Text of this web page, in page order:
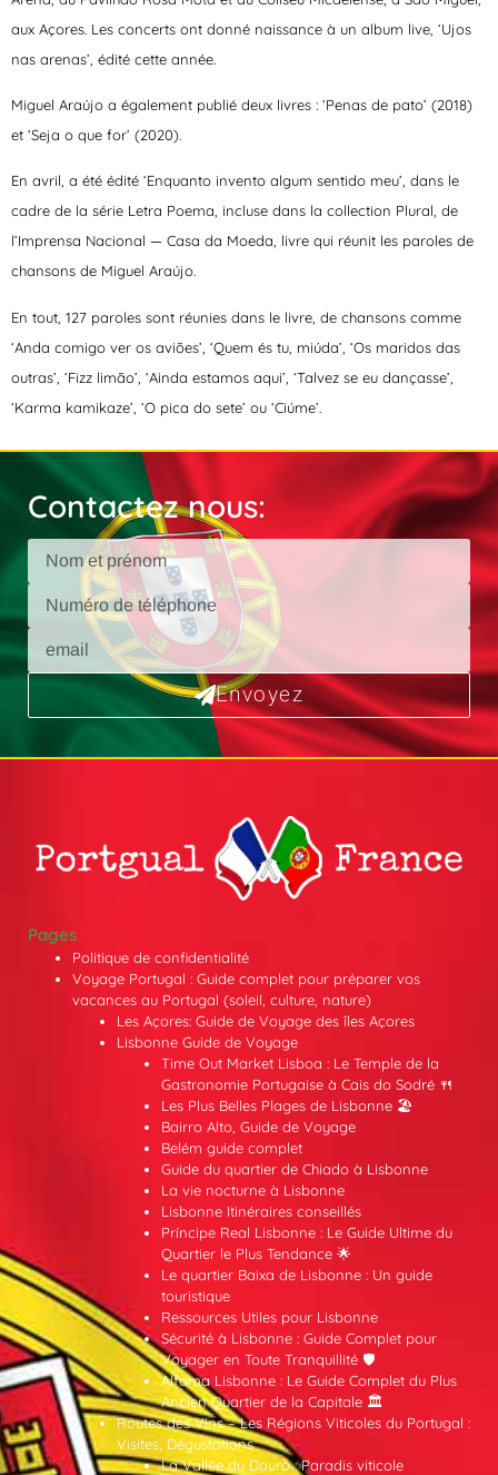
aux Açores. Les concerts ont donné naissance à un album live, ‘Ujos
nas arenas’, édité cette année.
Miguel Araújo a également publié deux livres : ‘Penas de pato’ (2018)
et ‘Seja o que for’ (2020).
En avril, a été édité ‘Enquanto invento algum sentido meu’, dans le
cadre de la série Letra Poema, incluse dans la collection Plural, de
l’Imprensa Nacional — Casa da Moeda, livre qui réunit les paroles de
chansons de Miguel Araújo.
En tout, 127 paroles sont réunies dans le livre, de chansons comme
‘Anda comigo ver os aviões’, ‘Quem és tu, miúda’, ‘Os maridos das
outras’, ‘Fizz limão’, ‘Ainda estamos aqui’, ‘Talvez se eu dançasse’,
‘Karma kamikaze’, ‘O pica do sete’ ou ‘Ciúme’.
Contactez nous:
Envoyez
Pages
Politique de confidentialité
Voyage Portugal : Guide complet pour préparer vos
vacances au Portugal (soleil, culture, nature)
Les Açores: Guide de Voyage des îles Açores
Lisbonne Guide de Voyage
Time Out Market Lisboa : Le Temple de la
Gastronomie Portugaise à Cais do Sodré 🍴
Les Plus Belles Plages de Lisbonne 🏖️
Bairro Alto, Guide de Voyage
Belém guide complet
Guide du quartier de Chiado à Lisbonne
La vie nocturne à Lisbonne
Lisbonne Itinéraires conseillés
Príncipe Real Lisbonne : Le Guide Ultime du
Quartier le Plus Tendance 🌟
Le quartier Baixa de Lisbonne : Un guide
touristique
Ressources Utiles pour Lisbonne
Sécurité à Lisbonne : Guide Complet pour
Voyager en Toute Tranquillité 🛡️
Alfama Lisbonne : Le Guide Complet du Plus
Ancien Quartier de la Capitale 🏛️
Routes des Vins – Les Régions Viticoles du Portugal :
Visites, Dégustations
La Vallée du Douro : Paradis viticole